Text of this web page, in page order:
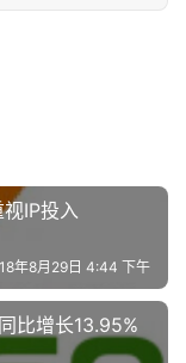
IP投入
年8月29日 4:44 下午
比增长13.95%